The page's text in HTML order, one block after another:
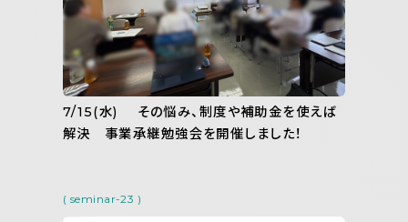
7/15(水) その悩み、制度や補助金を使えば
解決 事業承継勉強会を開催しました！
( seminar-23 )